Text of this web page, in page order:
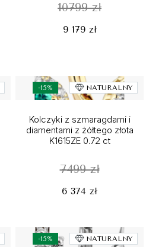
10799 zł
9 179 zł
-15% NATURALNY
Kolczyki z szmaragdami i
diamentami z żółtego złota
K1615ZE 0.72 ct
7499 zł
6 374 zł
-15% NATURALNY